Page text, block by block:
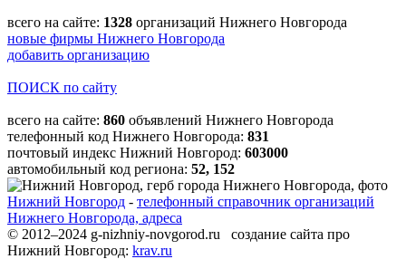
всего на сайте: 1328 организаций Нижнего Новгорода
новые фирмы Нижнего Новгорода
добавить организацию
ПОИСК по сайту
всего на сайте: 860 объявлений Нижнего Новгорода
телефонный код Нижнего Новгорода: 831
почтовый индекс Нижний Новгород: 603000
автомобильный код региона: 52, 152
Нижний Новгород - телефонный справочник организаций
Нижнего Новгорода, адреса
© 2012–2024 g-nizhniy-novgorod.ru создание сайта про
Нижний Новгород: krav.ru